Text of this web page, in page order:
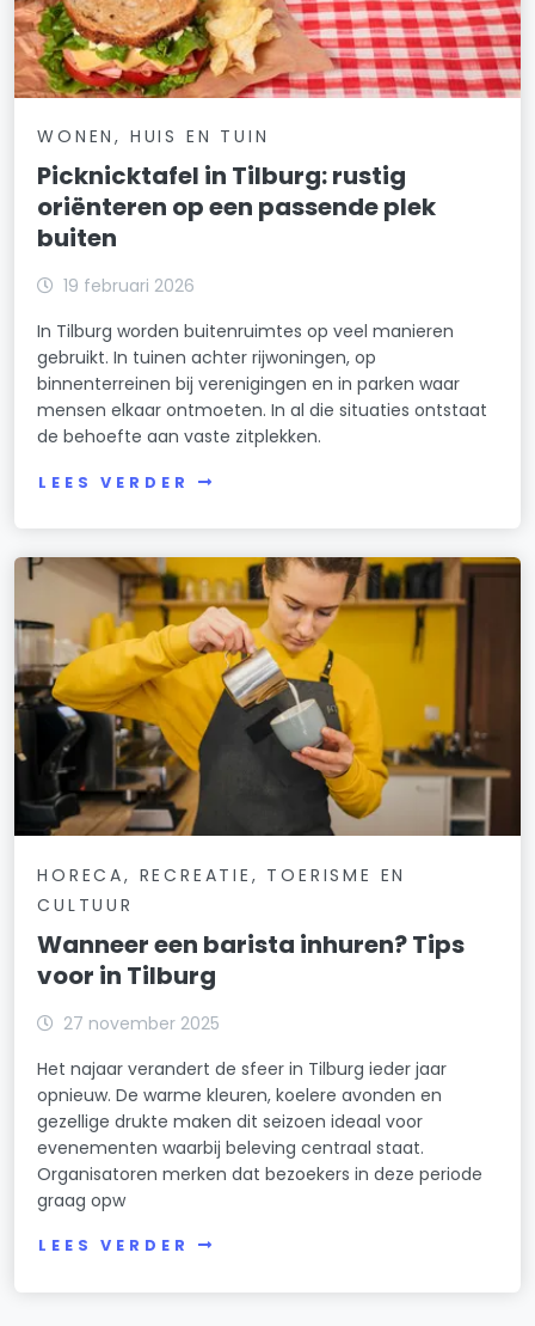
WONEN, HUIS EN TUIN
Picknicktafel in Tilburg: rustig
oriënteren op een passende plek
buiten
19 februari 2026
In Tilburg worden buitenruimtes op veel manieren
gebruikt. In tuinen achter rijwoningen, op
binnenterreinen bij verenigingen en in parken waar
mensen elkaar ontmoeten. In al die situaties ontstaat
de behoefte aan vaste zitplekken.
LEES VERDER
HORECA, RECREATIE, TOERISME EN
CULTUUR
Wanneer een barista inhuren? Tips
voor in Tilburg
27 november 2025
Het najaar verandert de sfeer in Tilburg ieder jaar
opnieuw. De warme kleuren, koelere avonden en
gezellige drukte maken dit seizoen ideaal voor
evenementen waarbij beleving centraal staat.
Organisatoren merken dat bezoekers in deze periode
graag opw
LEES VERDER